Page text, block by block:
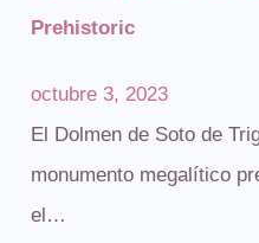
Prehistoric
octubre 3, 2023
El Dolmen de Soto de
monumento megalítico
el…